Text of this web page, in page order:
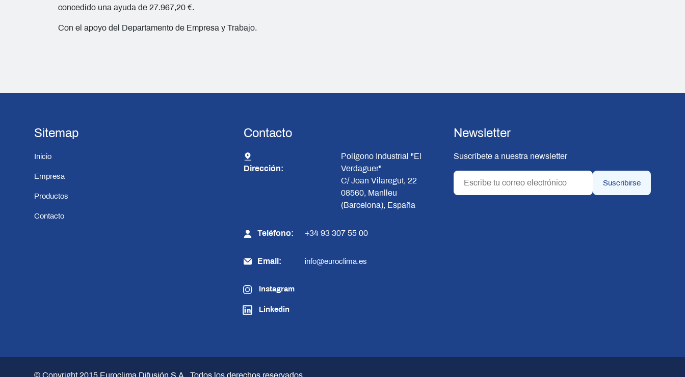
concedido una ayuda de 27.967,20 €.
Con el apoyo del Departamento de Empresa y Trabajo.
Sitemap
Inicio
Empresa
Productos
Contacto
Contacto
Dirección:
Polígono Industrial "El
Verdaguer"
C/ Joan Vilaregut, 22
08560, Manlleu
(Barcelona), España
Teléfono: +34 93 307 55 00
Email: info@euroclima.es
Instagram
Linkedin
Newsletter
Suscríbete a nuestra newsletter
© Copyright 2015 Euroclima Difusión S.A. . Todos los derechos reservados.